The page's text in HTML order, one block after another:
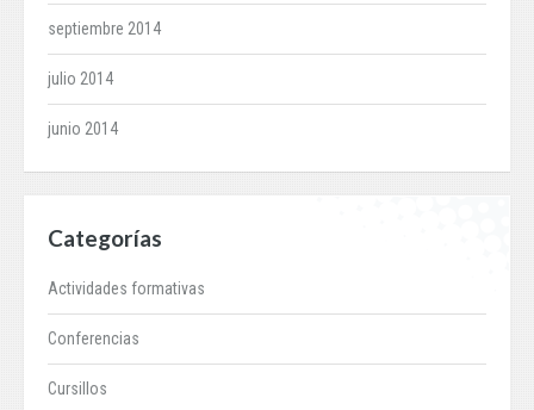
septiembre 2014
julio 2014
junio 2014
Categorías
Actividades formativas
Conferencias
Cursillos